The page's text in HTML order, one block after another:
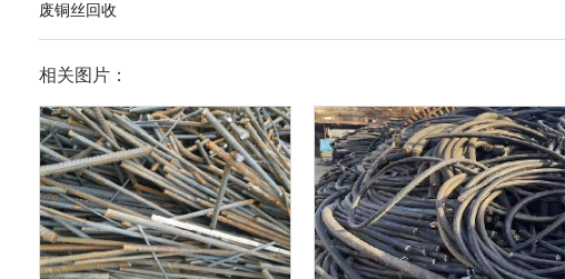
废铜丝回收
相关图片：